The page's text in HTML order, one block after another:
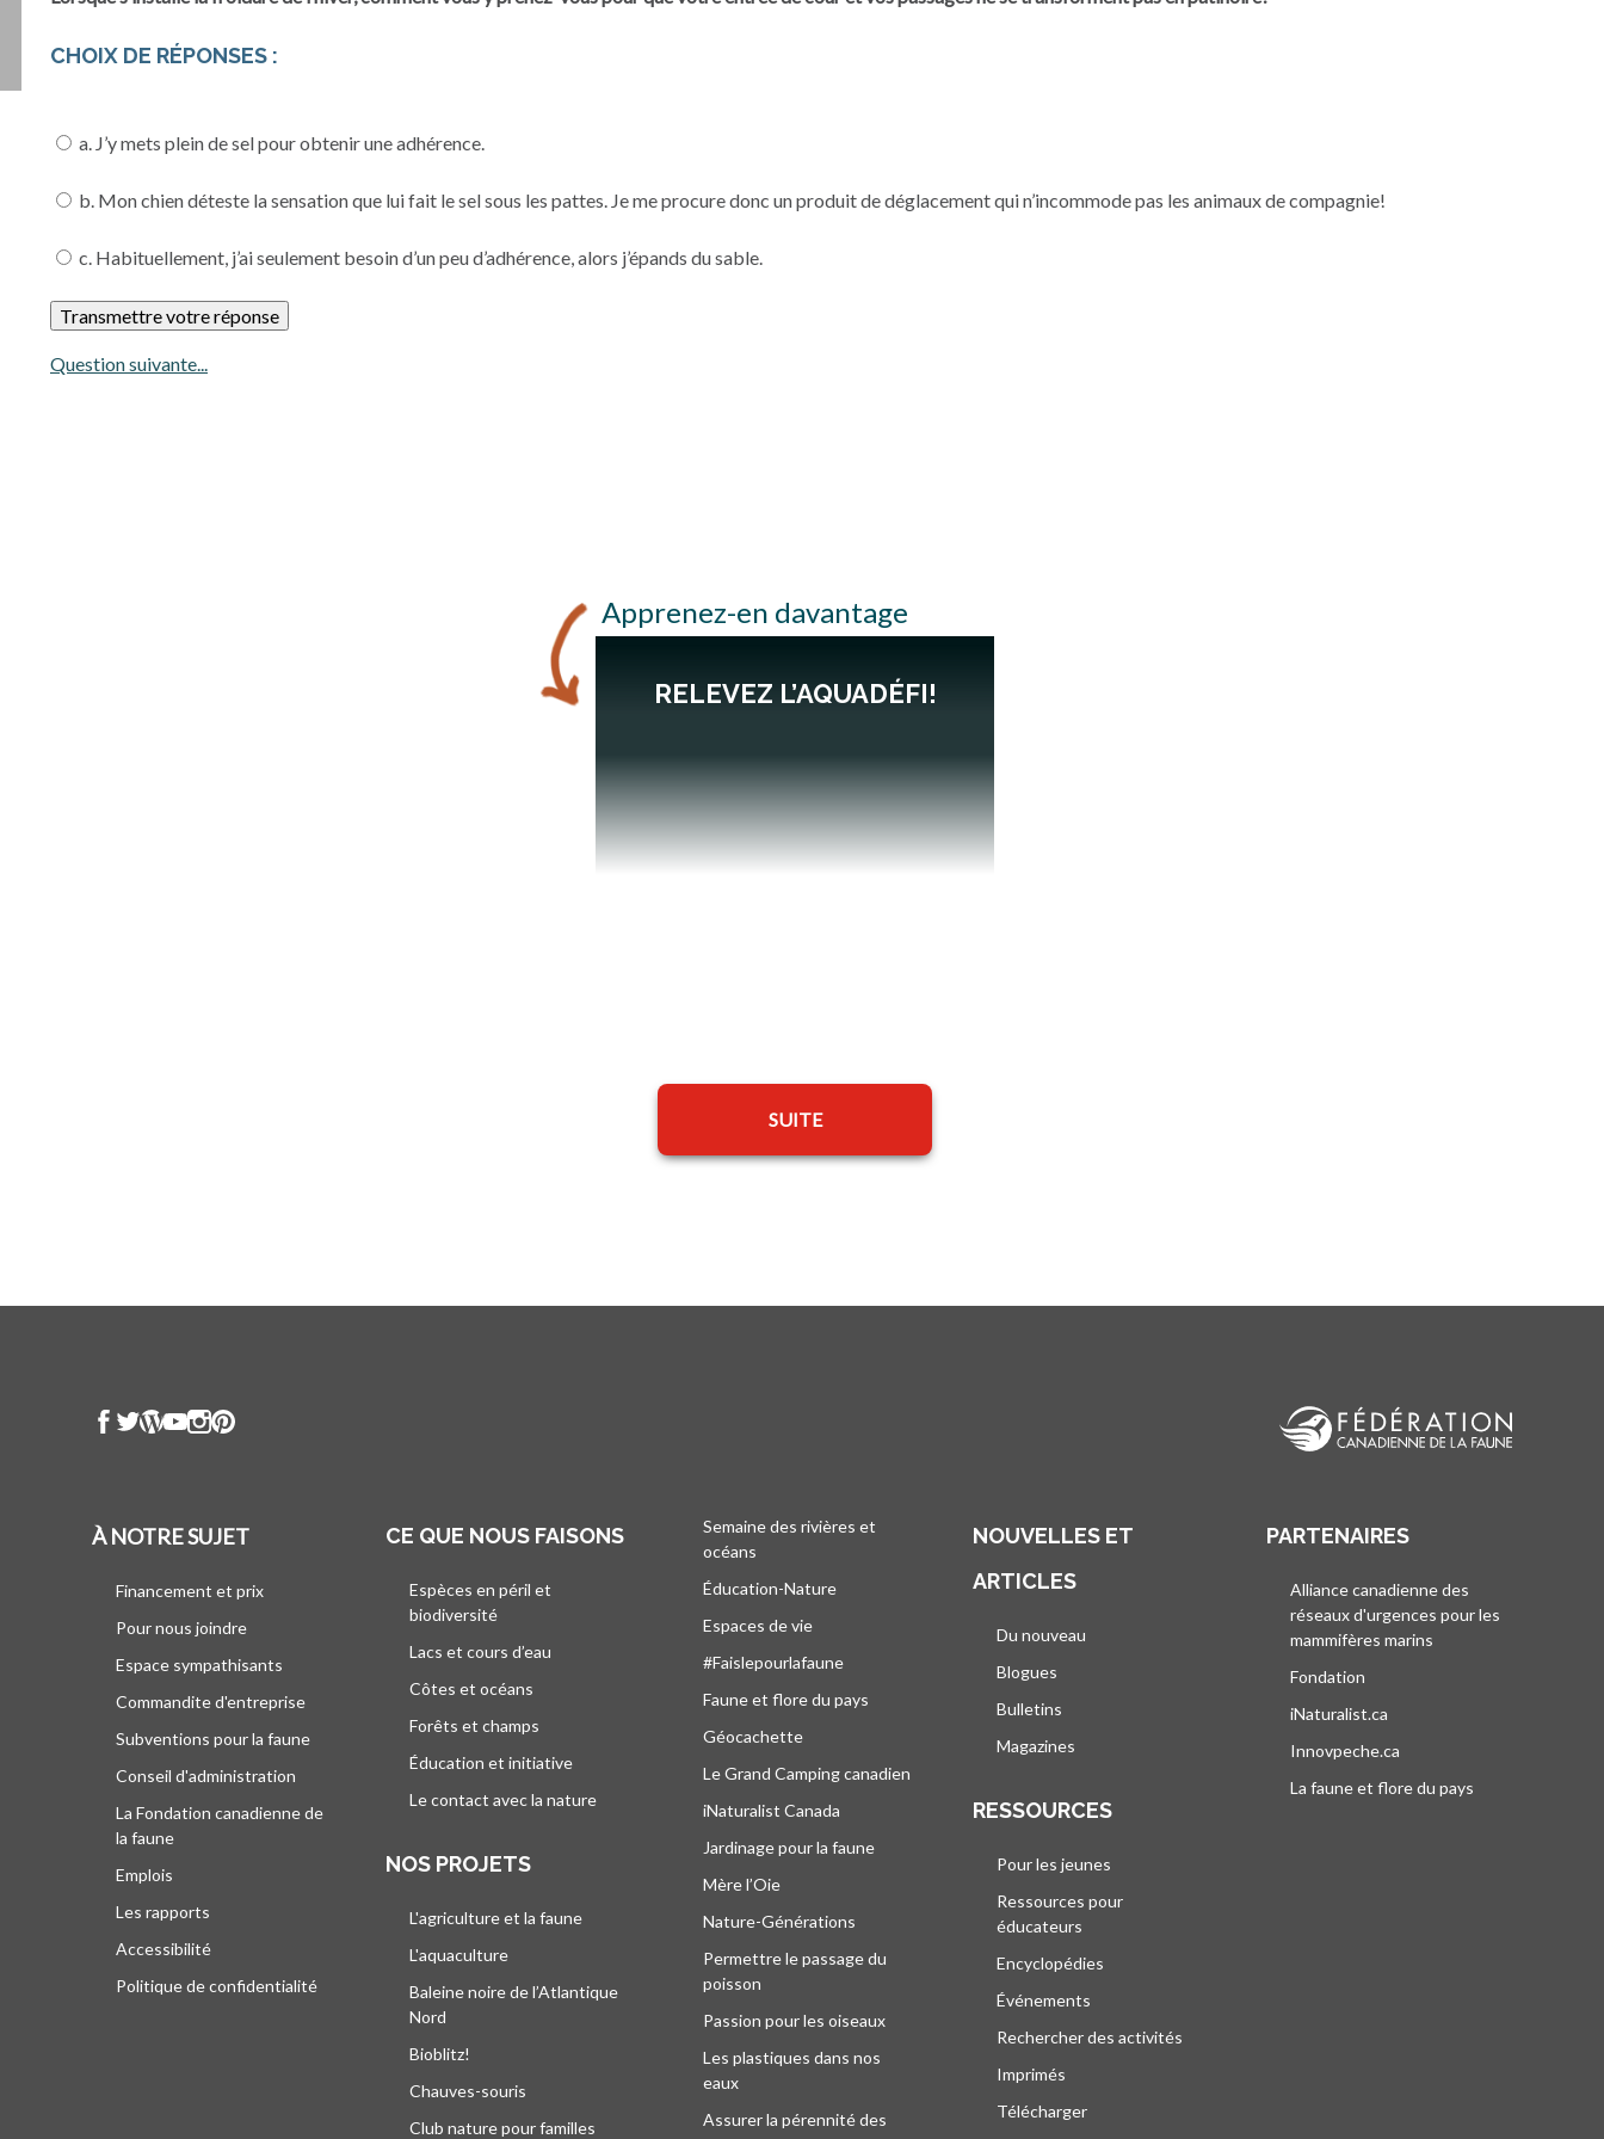
CHOIX DE RÉPONSES :
a. J’y mets plein de sel pour obtenir une adhérence.
b. Mon chien déteste la sensation que lui fait le sel sous les pattes. Je me procure donc un produit de déglacement qui n’incommode pas les animaux de compagnie!
c. Habituellement, j’ai seulement besoin d’un peu d’adhérence, alors j’épands du sable.
Question suivante...
Apprenez-en davantage
RELEVEZ L’AQUADÉFI!
SUITE
À NOTRE SUJET
Financement et prix
Pour nous joindre
Espace sympathisants
Commandite d'entreprise
Subventions pour la faune
Conseil d'administration
La Fondation canadienne de
la faune
Emplois
Les rapports
Accessibilité
Politique de confidentialité
CE QUE NOUS FAISONS
Espèces en péril et
biodiversité
Lacs et cours d’eau
Côtes et océans
Forêts et champs
Éducation et initiative
Le contact avec la nature
NOS PROJETS
L'agriculture et la faune
L'aquaculture
Baleine noire de l’Atlantique
Nord
Bioblitz!
Chauves-souris
Club nature pour familles
Semaine des rivières et
océans
Éducation-Nature
Espaces de vie
#Faislepourlafaune
Faune et flore du pays
Géocachette
Le Grand Camping canadien
iNaturalist Canada
Jardinage pour la faune
Mère l’Oie
Nature-Générations
Permettre le passage du
poisson
Passion pour les oiseaux
Les plastiques dans nos
eaux
Assurer la pérennité des
NOUVELLES ET
ARTICLES
Du nouveau
Blogues
Bulletins
Magazines
RESSOURCES
Pour les jeunes
Ressources pour
éducateurs
Encyclopédies
Événements
Rechercher des activités
Imprimés
Télécharger
PARTENAIRES
Alliance canadienne des
réseaux d'urgences pour les
mammifères marins
Fondation
iNaturalist.ca
Innovpeche.ca
La faune et flore du pays